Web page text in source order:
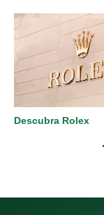
Descubra Rolex